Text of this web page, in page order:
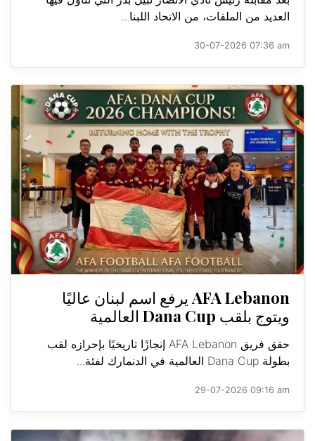
العديد من الملفات، من الاتحاد اللبنا...
30-07-2026 07:36 am
AFA Lebanon يرفع اسم لبنان عاليًا
ويتوج بلقب Dana Cup العالمية
حقق فريق AFA Lebanon إنجازًا تاريخيًا بإحرازه لقب
بطولة Dana Cup العالمية في الدنمارك لفئة...
29-07-2026 09:16 am